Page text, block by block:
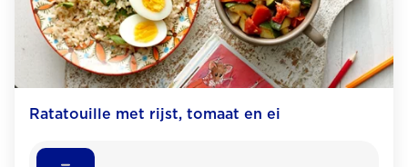
Ratatouille met rijst, tomaat en ei